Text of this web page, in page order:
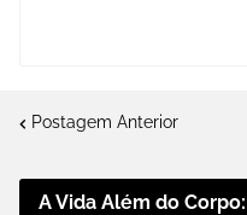
Postagem Anterior
A Vida Além do Corpo: